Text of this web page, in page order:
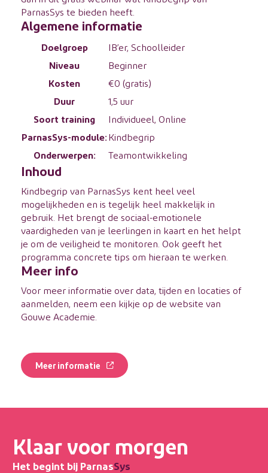
ParnasSys te bieden heeft.
Algemene informatie
Doelgroep
IB’er, Schoolleider
Niveau
Beginner
Kosten
€0 (gratis)
Duur
1,5 uur
Soort training
Individueel, Online
ParnasSys-module:Kindbegrip
Onderwerpen:
Teamontwikkeling
Inhoud
Kindbegrip van ParnasSys kent heel veel
mogelijkheden en is tegelijk heel makkelijk in
gebruik. Het brengt de sociaal-emotionele
vaardigheden van je leerlingen in kaarten het helpt
je om de veiligheid te monitoren. Ook geeft het
programma concrete tips om hieraan te werken.
Meer info
Voor meer informatie over data, tijden en locaties of
aanmelden, neem een kijkje op de website van
Gouwe Academie.
Meer informatie
Klaar voor morgen
Het begint bij ParnasSys